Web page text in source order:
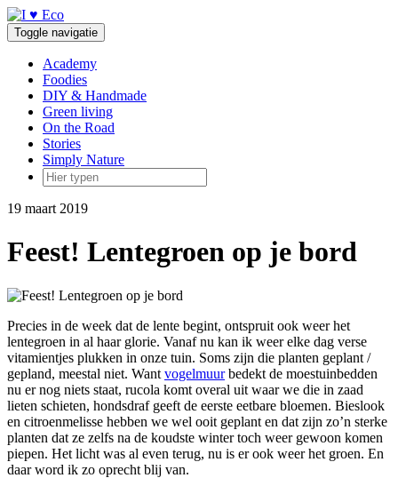
Doorgaan
naar
inhoud
Toggle navigatie
Academy
Foodies
DIY & Handmade
Green living
On the Road
Stories
Simply Nature
19 maart 2019
Feest! Lentegroen op je bord
Precies in de week dat de lente begint, ontspruit ook weer het
lentegroen in al haar glorie. Vanaf nu kan ik weer elke dag verse
vitamientjes plukken in onze tuin. Soms zijn die planten geplant /
gepland, meestal niet. Want vogelmuurbedekt de moestuinbedden
nu er nog niets staat, rucola komt overal uit waar we die in zaad
lieten schieten, hondsdraf geeft de eerste eetbare bloemen. Bieslook
en citroenmelisse hebben we wel ooit geplant en dat zijn zo’n sterke
planten dat ze zelfs na de koudste winter toch weer gewoon komen
piepen. Het licht was al even terug, nu is er ook weer het groen. En
daar word ik zo oprecht blij van.